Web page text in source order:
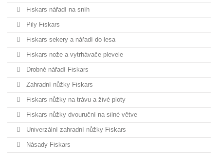
Fiskars nářadí na sníh
Pily Fiskars
Fiskars sekery a nářadí do lesa
Fiskars nože a vytrhávače plevele
Drobné nářadí Fiskars
Zahradní nůžky Fiskars
Fiskars nůžky na trávu a živé ploty
Fiskars nůžky dvouruční na silné větve
Univerzální zahradní nůžky Fiskars
Násady Fiskars